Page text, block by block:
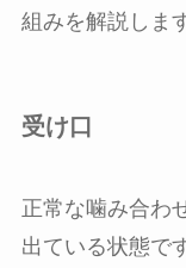
組みを解説しま
受け口
正常な噛み合わ
出ている状態で